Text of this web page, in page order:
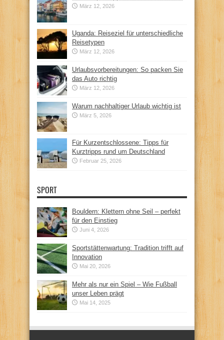
März 12, 2026
Uganda: Reiseziel für unterschiedliche
Reisetypen
März 12, 2026
Urlaubsvorbereitungen: So packen Sie
das Auto richtig
März 12, 2026
Warum nachhaltiger Urlaub wichtig ist
März 5, 2026
Für Kurzentschlossene: Tipps für
Kurztripps rund um Deutschland
Februar 25, 2026
SPORT
Bouldern: Klettern ohne Seil – perfekt
für den Einstieg
Juni 4, 2026
Sportstättenwartung: Tradition trifft auf
Innovation
Mai 20, 2026
Mehr als nur ein Spiel – Wie Fußball
unser Leben prägt
Mai 14, 2025